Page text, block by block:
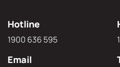
Hotline
1900 636 595
Email